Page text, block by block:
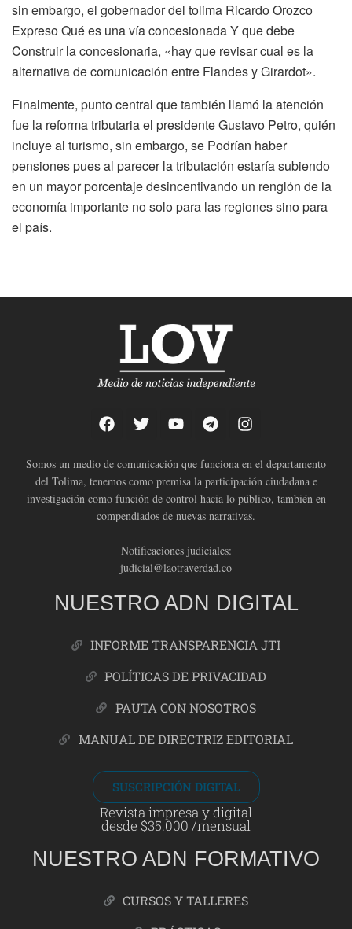
sin embargo, el gobernador del tolima Ricardo Orozco
Expreso Qué es una vía concesionada Y que debe
Construir la concesionaria, «hay que revisar cual es la
alternativa de comunicación entre Flandes y Girardot».
Finalmente, punto central que también llamó la atención
fue la reforma tributaria el presidente Gustavo Petro, quién
incluye al turismo, sin embargo, se Podrían haber
pensiones pues al parecer la tributación estaría subiendo
en un mayor porcentaje desincentivando un renglón de la
economía importante no solo para las regiones sino para
el país.
Somos un medio de comunicación que funciona en el departamento
del Tolima, tenemos como premisa la participación ciudadana e
investigación como función de control hacia lo público, también en
compendiados de nuevas narrativas.
Notificaciones judiciales:
judicial@laotraverdad.co
NUESTRO ADN DIGITAL
INFORME TRANSPARENCIA JTI
POLÍTICAS DE PRIVACIDAD
PAUTA CON NOSOTROS
MANUAL DE DIRECTRIZ EDITORIAL
SUSCRIPCIÓN DIGITAL
Revista impresa y digital
desde $35.000 /mensual
NUESTRO ADN FORMATIVO
CURSOS Y TALLERES